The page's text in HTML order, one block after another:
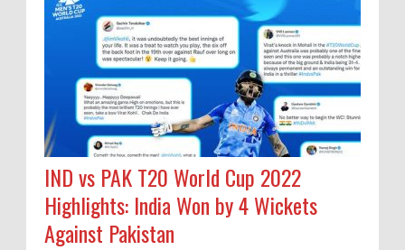
IND vs PAK T20 World Cup 2022
Highlights: India Won by 4 Wickets
Against Pakistan